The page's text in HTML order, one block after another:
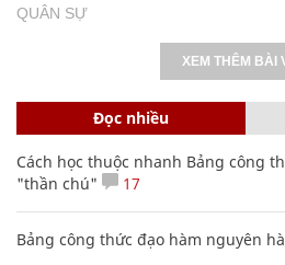
QUÂN SỰ
XEM THÊM BÀI
Đọc nhiều
Cách học thuộc nhanh Bảng công
"thần chú"
17
Bảng công thức đạo hàm nguyên